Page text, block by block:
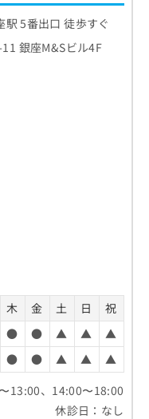
5番出口 徒歩すぐ
銀座M&Sビル4F
木 金 土 日
祝
● ● ▲ ▲
▲
● ● ▲ ▲
▲
13:00、14:00〜18:00
休診日：なし